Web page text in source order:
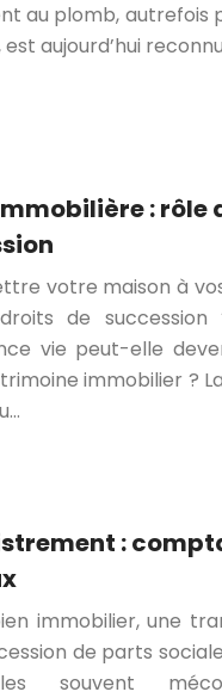
au plomb, autrefois
aujourd’hui
: rôle
votre maison à
de succession
vie peut-elle
immobilier ?
:
immobilier, une
de parts
souvent